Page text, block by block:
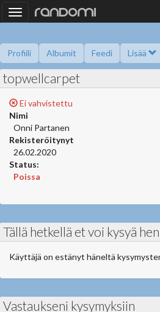
Toggle
navigation
Profiili Albumit Feedi Lisää
Kysy minulta Tietoa
topwellcarpet
Ei vahvistettu
Nimi
Onni Partanen
Rekisteröitynyt
26.02.2020
Status:
Poissa
Tällä hetkellä et voi kysyä
Käyttäjä on estänyt häneltä
Vastaukseni kysymyksiin